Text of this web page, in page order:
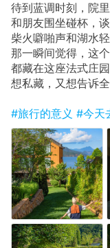
待到蓝调时刻，院
和朋友围坐碰杯，
柴火噼啪声和湖水
那一瞬间觉得，这
都藏在这座法式庄
想私藏，又想告诉
#旅行的意义 #今天